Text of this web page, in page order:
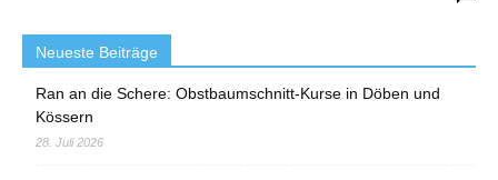
Neueste Beiträge
Ran an die Schere: Obstbaumschnitt-Kurse in Döben und
Kössern
28. Juli 2026